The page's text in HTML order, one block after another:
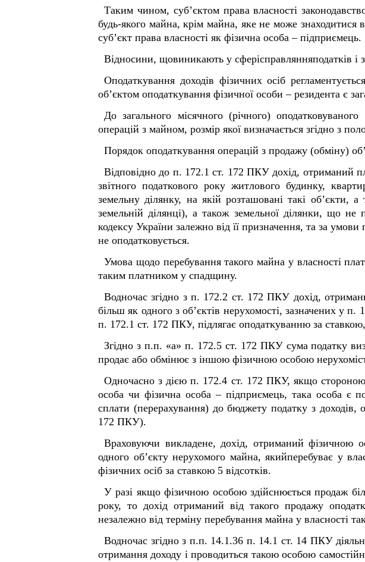
Таким чином, суб’єктом права власності
будь-якого майна, крім майна, яке не може знаходитися
суб’єкт права власності як фізична особа – підприємець.
Відносини, щовиникають у сферісправлянняподатків і
Оподаткування доходів фізичних осіб
об’єктом оподаткування фізичної особи – резидента є
До загального місячного (річного)
операцій з майном, розмір якої визначається згідно
Порядок оподаткування операцій з продажу (обміну)
Відповідно до п. 172.1 ст. 172 ПКУдохід, отриманий
звітного податкового року житлового будинку,
земельну ділянку, на якій розташовані такі об’єкти,
земельній ділянці), а також земельної ділянки, що не
кодексу України залежно від її призначення, та за
не оподатковується.
Умова щодо перебування такого майна у власності
таким платником у спадщину.
Водночас згідно з п. 172.2 ст. 172ПКУ дохід,
більш як одного з об’єктів нерухомості, зазначених у п.
п. 172.1 ст. 172 ПКУ, підлягає оподаткуванню за
Згідно з п.п. «а» п. 172.5 ст. 172 ПКУ сума податку
продає або обмінює з іншою фізичною особою
Одночасно з дією п. 172.4 ст. 172 ПКУ, якщо стороною
особа чи фізична особа – підприємець, така особа є
сплати (перерахування) до бюджету податку з
172 ПКУ).
Враховуючи викладене, дохід, отриманий фізичною
одного об’єкту нерухомого майна, якийперебуває у
фізичних осіб за ставкою 5 відсотків.
У разі якщо фізичною особою здійснюється продаж
року, то дохід отриманий від такого продажу
незалежно від терміну перебування майна у власності
Водночас згідно з п.п. 14.1.36 п. 14.1 ст. 14 ПКУ
отримання доходу і проводиться такою особою